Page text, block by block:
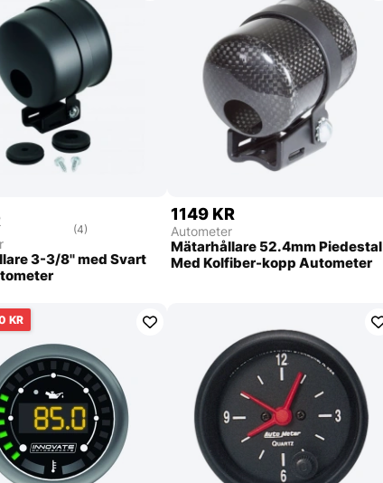
(4)
3-3/8'' med Svart
1149 KR
Autometer
Mätarhållare 52.4mm Piedestal
Med Kolfiber-kopp Autometer